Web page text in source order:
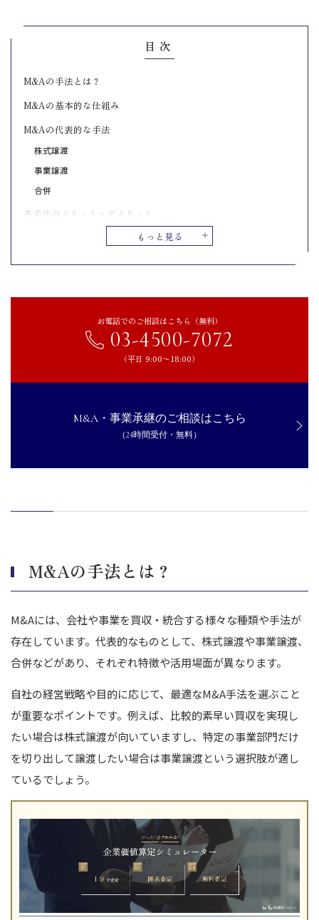
目次
もっと見る
M&Aの手法とは？
M&Aの基本的な仕組み
M&Aの代表的な手法
株式譲渡
事業譲渡
合併
各手法のメリット・デメリット
まとめ｜目的に応じて適切なM&Aの種類を選択しよう
お電話でのご相談はこちら（無料）
03-4500-7072
（平日 9:00〜18:00）
M&A・事業承継のご相談はこちら
（24時間受付・無料）
M&Aの手法とは？
M&Aには、会社や事業を買収・統合する様々な種類や手法が
存在しています。代表的なものとして、株式譲渡や事業譲渡、
合併などがあり、それぞれ特徴や活用場面が異なります。
自社の経営戦略や目的に応じて、最適なM&A手法を選ぶこと
が重要なポイントです。例えば、比較的素早い買収を実現し
たい場合は株式譲渡が向いていますし、特定の事業部門だけ
を切り出して譲渡したい場合は事業譲渡という選択肢が適し
ているでしょう。